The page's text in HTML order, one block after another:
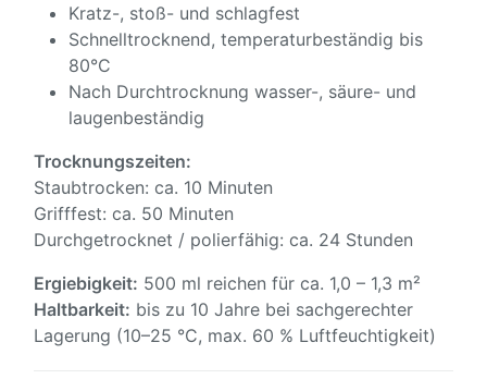
Kratz-, stoß- und schlagfest
Schnelltrocknend, temperaturbeständig bis
80°C
Nach Durchtrocknung wasser-, säure- und
laugenbeständig
Trocknungszeiten:
Staubtrocken: ca. 10 Minuten
Grifffest: ca. 50 Minuten
Durchgetrocknet / polierfähig: ca. 24 Stunden
Ergiebigkeit: 500 ml reichen für ca. 1,0 – 1,3 m²
Haltbarkeit: bis zu 10 Jahre bei sachgerechter
Lagerung (10–25 °C, max. 60 % Luftfeuchtigkeit)